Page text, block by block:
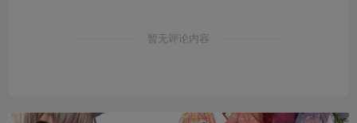
暂无评论内容